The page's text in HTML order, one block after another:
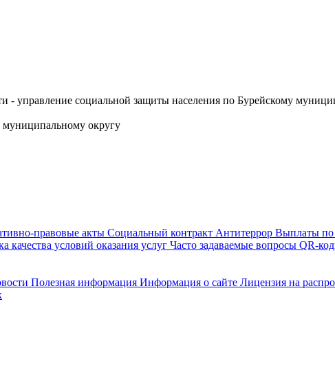
муниципальному округу
правовые акты Социальный контракт Антитеррор Выплаты по
качества условий оказания услуг Часто задаваемые вопросы QR-
Полезная информация Информация о сайте Лицензия на